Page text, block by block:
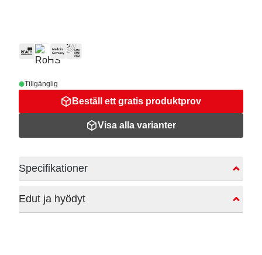
Tillgänglig
Beställ ett gratis produktprov
Visa alla varianter
Specifikationer
Edut ja hyödyt